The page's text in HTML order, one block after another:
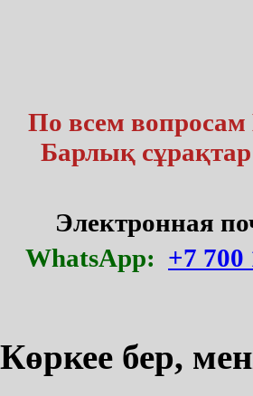
По всем
Барлық
Электронная
WhatsApp: +7 700
Көркее бер,